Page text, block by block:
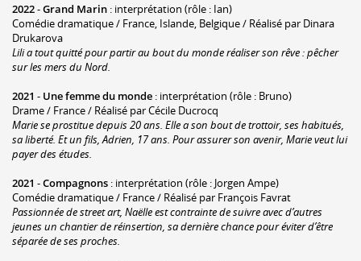
2022-Grand Marin : interprétation (rôle : Ian)
Comédie dramatique / France, Islande, Belgique / Réalisé par Dinara
Drukarova
Lili a tout quitté pour partir au bout du monde réaliser son rêve : pêcher
sur les mers du Nord.
2021 - Une femme du monde : interprétation (rôle : Bruno)
Drame / France / Réalisé par Cécile Ducrocq
Marie se prostitue depuis 20 ans. Elle a son bout de trottoir, ses habitués,
sa liberté. Et un fils, Adrien, 17 ans. Pour assurer son avenir, Marie veut lui
payer des études.
2021 -Compagnons : interprétation (rôle : Jorgen Ampe)
Comédie dramatique / France / Réalisé par François Favrat
Passionnée de street art, Naëlle est contrainte de suivre avec d’autres
jeunes un chantier de réinsertion, sa dernière chance pour éviter d’être
séparée de ses proches.